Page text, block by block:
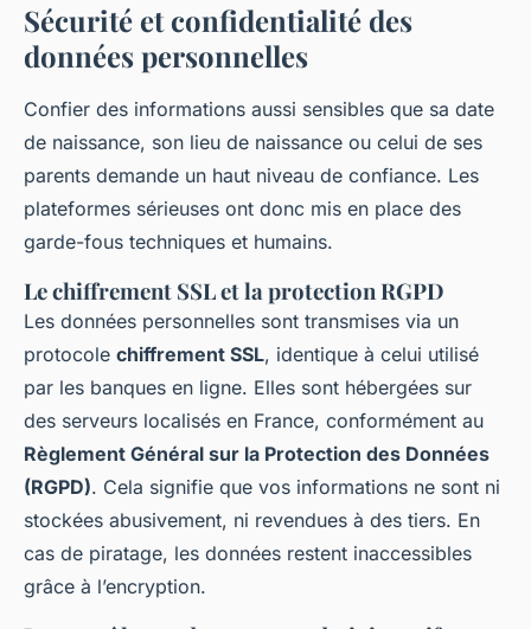
Sécurité et confidentialité des
données personnelles
Confier des informations aussi sensibles que sa date
de naissance, son lieu de naissance ou celui de ses
parents demande un haut niveau de confiance. Les
plateformes sérieuses ont donc mis en place des
garde-fous techniques et humains.
Le chiffrement SSL et la protection RGPD
Les données personnelles sont transmises via un
protocole chiffrement SSL, identique à celui utilisé
par les banques en ligne. Elles sont hébergées sur
des serveurs localisés en France, conformément au
Règlement Général sur la Protection des Données
(RGPD). Cela signifie que vos informations ne sont ni
stockées abusivement, ni revendues à des tiers. En
cas de piratage, les données restent inaccessibles
grâce à l’encryption.